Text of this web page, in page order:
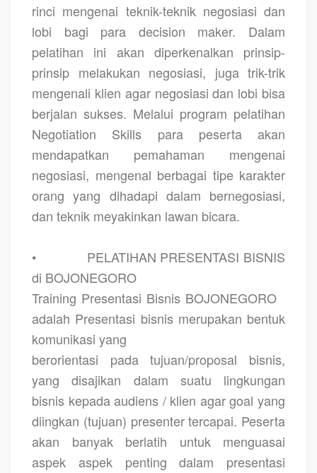
rinci mengenai teknik-teknik negosiasi dan
lobi bagi para decision maker. Dalam
pelatihan ini akan diperkenalkan prinsip-
prinsip melakukan negosiasi, juga trik-trik
mengenali klien agar negosiasi dan lobi bisa
berjalan sukses. Melalui program pelatihan
Negotiation Skills para peserta akan
mendapatkan pemahaman mengenai
negosiasi, mengenal berbagai tipe karakter
orang yang dihadapi dalam bernegosiasi,
dan teknik meyakinkan lawan bicara.
•
PELATIHAN PRESENTASI BISNIS
di BOJONEGORO
Training Presentasi Bisnis BOJONEGORO
adalah Presentasi bisnis merupakan bentuk
komunikasi yang
berorientasi pada tujuan/proposal bisnis,
yang disajikan dalam suatu lingkungan
bisnis kepada audiens / klien agar goal yang
diingkan (tujuan) presenter tercapai. Peserta
akan banyak berlatih untuk menguasai
aspek aspek penting dalam presentasi